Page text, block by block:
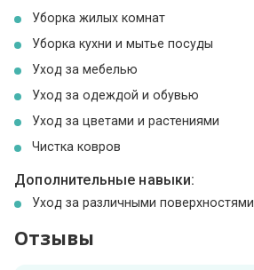
Уборка жилых комнат
Уборка кухни и мытье посуды
Уход за мебелью
Уход за одеждой и обувью
Уход за цветами и растениями
Чистка ковров
Дополнительные навыки:
Уход за различными поверхностями
Отзывы